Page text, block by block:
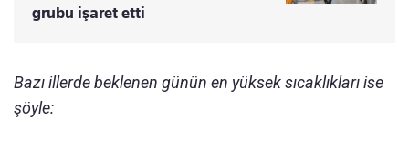
grubu işaret etti
Bazı illerde beklenen günün en yüksek sıcaklıkları ise
şöyle: